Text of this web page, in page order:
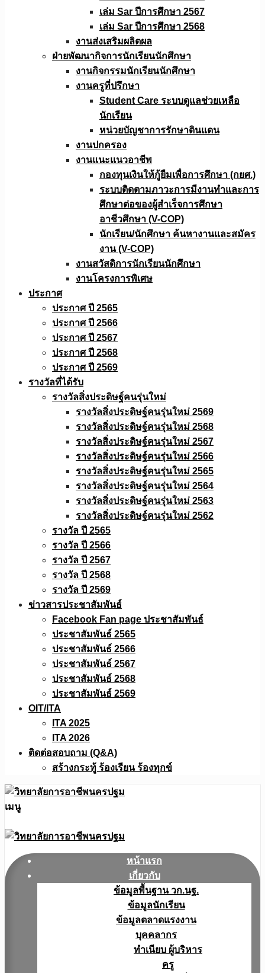
เล่ม Sar ปีการศึกษา 2567
เล่ม Sar ปีการศึกษา 2568
งานส่งเสริมผลิตผล
ฝ่ายพัฒนากิจการนักเรียนนักศึกษา
งานกิจกรรมนักเรียนนักศึกษา
งานครูที่ปรึกษา
Student Care ระบบดูแลช่วยเหลือ
นักเรียน
หน่วยบัญชาการรักษาดินแดน
งานปกครอง
งานแนะแนวอาชีพ
กองทุนเงินให้กู้ยืมเพื่อการศึกษา (กยศ.)
ระบบติดตามภาวะการมีงานทำและการ
ศึกษาต่อของผู้สำเร็จการศึกษา
อาชีวศึกษา (V-COP)
นักเรียน/นักศึกษา ค้นหางานและสมัคร
งาน (V-COP)
งานสวัสดิการนักเรียนนักศึกษา
งานโครงการพิเศษ
ประกาศ
ประกาศ ปี 2565
ประกาศ ปี 2566
ประกาศ ปี 2567
ประกาศ ปี 2568
ประกาศ ปี 2569
รางวัลที่ได้รับ
รางวัลสิ่งประดิษฐ์คนรุ่นใหม่
รางวัลสิ่งประดิษฐ์คนรุ่นใหม่ 2569
รางวัลสิ่งประดิษฐ์คนรุ่นใหม่ 2568
รางวัลสิ่งประดิษฐ์คนรุ่นใหม่ 2567
รางวัลสิ่งประดิษฐ์คนรุ่นใหม่ 2566
รางวัลสิ่งประดิษฐ์คนรุ่นใหม่ 2565
รางวัลสิ่งประดิษฐ์คนรุ่นใหม่ 2564
รางวัลสิ่งประดิษฐ์คนรุ่นใหม่ 2563
รางวัลสิ่งประดิษฐ์คนรุ่นใหม่ 2562
รางวัล ปี 2565
รางวัล ปี 2566
รางวัล ปี 2567
รางวัล ปี 2568
รางวัล ปี 2569
ข่าวสารประชาสัมพันธ์
Facebook Fan page ประชาสัมพันธ์
ประชาสัมพันธ์ 2565
ประชาสัมพันธ์ 2566
ประชาสัมพันธ์ 2567
ประชาสัมพันธ์ 2568
ประชาสัมพันธ์ 2569
OIT/ITA
ITA 2025
ITA 2026
ติดต่อสอบถาม (Q&A)
สร้างกระทู้ ร้องเรียน ร้องทุกข์
เมนู
หน้าแรก
เกี่ยวกับ
ข้อมูลพื้นฐาน วก.นฐ.
ข้อมูลนักเรียน
ข้อมูลตลาดแรงงาน
บุคคลากร
ทำเนียบ ผู้บริหาร
ครู